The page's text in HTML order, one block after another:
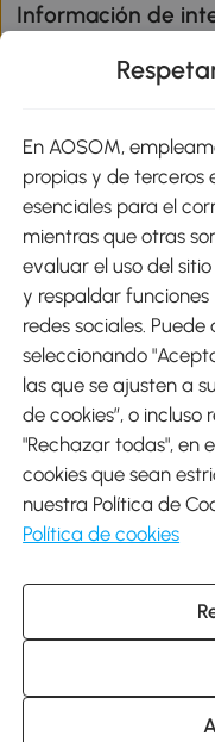
Información de
Métodos de Pago
Envíos
Descargar Aosom
931 29
C/ Roc Gros, nº 15.
© 2014-2026 SPANISH
En AOSOM,
propias y de terceros
esenciales para el
mientras que otras
evaluar el uso del
y respaldar
redes sociales.
seleccionando
las que se ajusten a
de cookies”, o
"Rechazar todas", en
cookies que sean
nuestra Política de
Política de cookies